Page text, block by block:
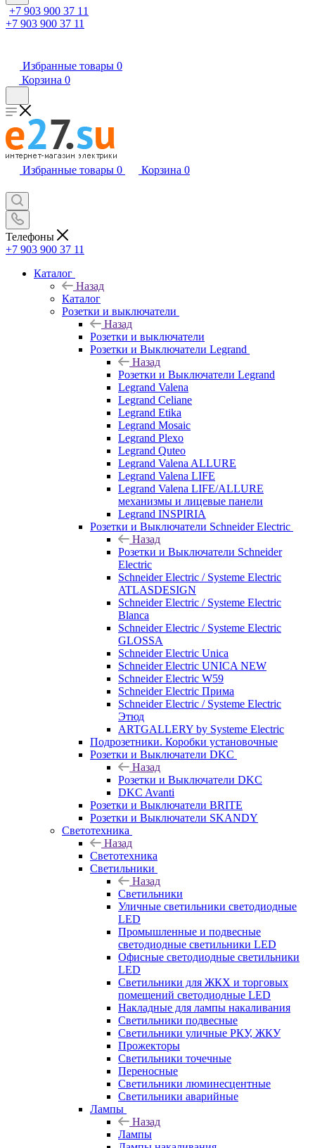
+7 903 900 37 11
+7 903 900 37 11
Избранные товары 0
Корзина 0
Избранные товары 0 Корзина 0
Телефоны
+7 903 900 37 11
Каталог
Назад
Каталог
Розетки и выключатели
Назад
Розетки и выключатели
Розетки и Выключатели Legrand
Назад
Розетки и Выключатели Legrand
Legrand Valena
Legrand Celiane
Legrand Etika
Legrand Mosaic
Legrand Plexo
Legrand Quteo
Legrand Valena ALLURE
Legrand Valena LIFE
Legrand Valena LIFE/ALLURE
механизмы и лицевые панели
Legrand INSPIRIA
Розетки и Выключатели Schneider Electric
Назад
Розетки и Выключатели Schneider
Electric
Schneider Electric / Systeme Electric
ATLASDESIGN
Schneider Electric / Systeme Electric
Blanca
Schneider Electric / Systeme Electric
GLOSSA
Schneider Electric Unica
Schneider Electric UNICA NEW
Schneider Electric W59
Schneider Electric Прима
Schneider Electric / Systeme Electric
Этюд
ARTGALLERY by Systeme Electric
Подрозетники. Коробки установочные
Розетки и Выключатели DKC
Назад
Розетки и Выключатели DKC
DKC Avanti
Розетки и Выключатели BRITE
Розетки и Выключатели SKANDY
Светотехника
Назад
Светотехника
Светильники
Назад
Светильники
Уличные светильники светодиодные
LED
Промышленные и подвесные
светодиодные светильники LED
Офисные светодиодные светильники
LED
Светильники для ЖКХ и торговых
помещений светодиодные LED
Накладные для лампы накаливания
Светильники подвесные
Светильники уличные РКУ, ЖКУ
Прожекторы
Cветильники точечные
Переносные
Светильники люминесцентные
Светильники аварийные
Лампы
Назад
Лампы